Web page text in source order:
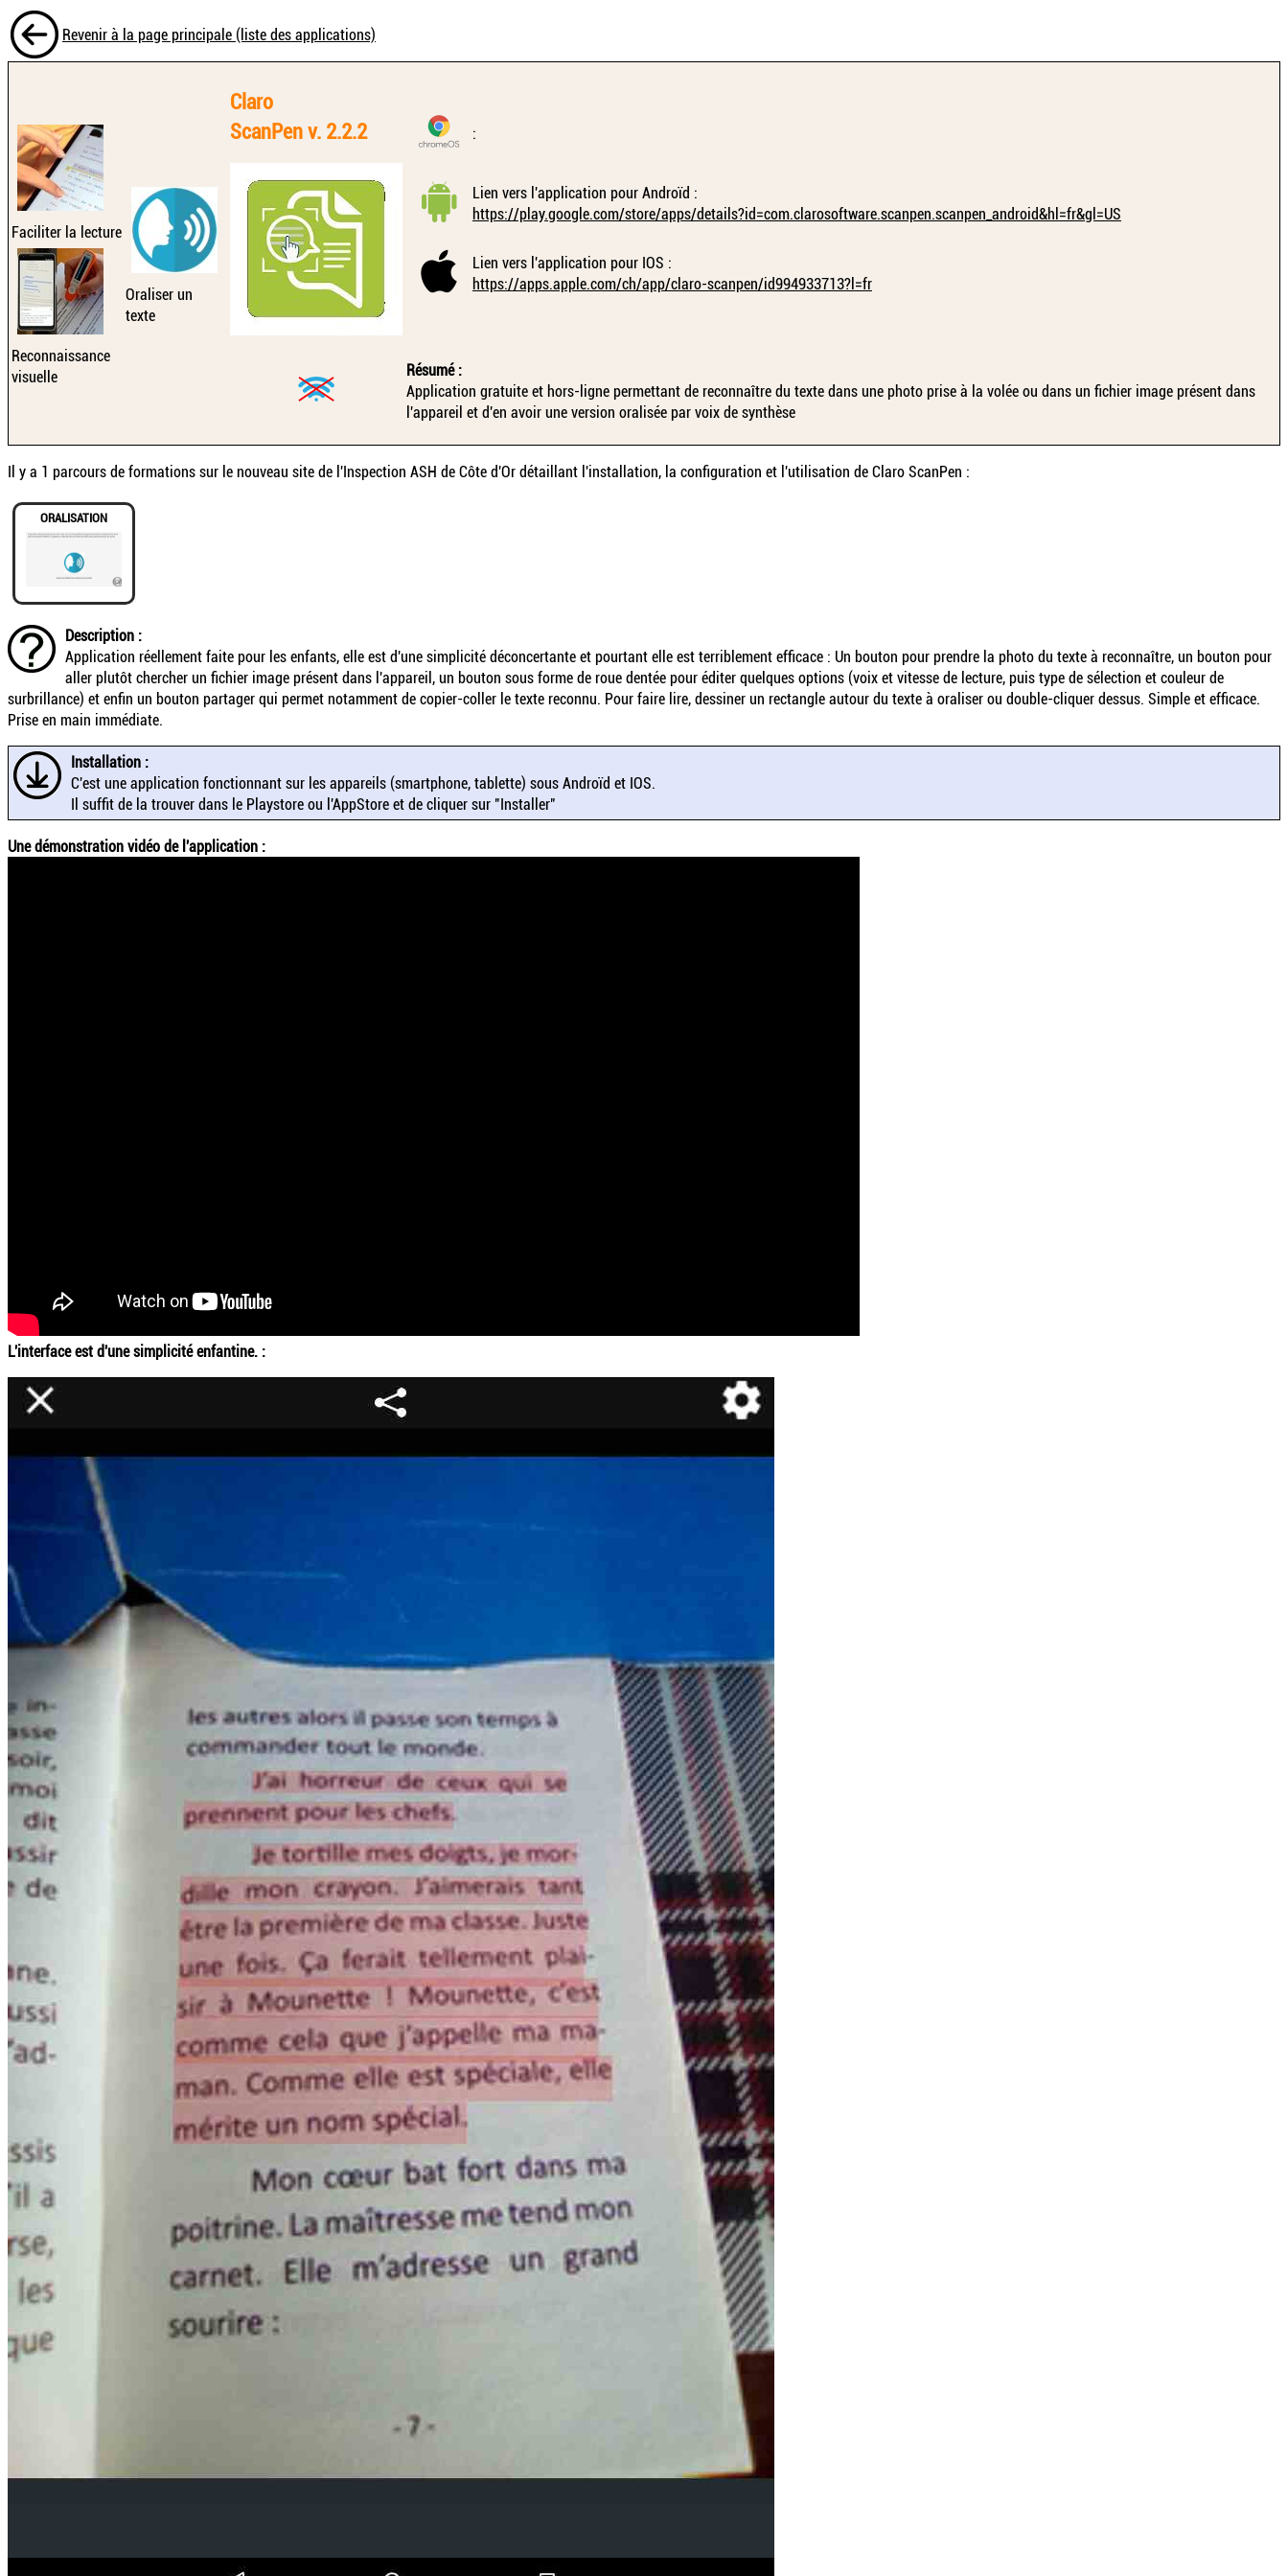
Revenir à la page principale (liste des applications)
Faciliter la lecture
Reconnaissance
visuelle
Oraliser un
texte
Claro
ScanPen v. 2.2.2
:
Lien vers l'application pour Androïd :
https://play.google.com/store/apps/details?id=com.clarosoftware.scanpen.scanpen_android&hl=fr&gl=US
Lien vers l'application pour IOS :
https://apps.apple.com/ch/app/claro-scanpen/id994933713?l=fr
Résumé :
Application gratuite et hors-ligne permettant de reconnaître du texte dans une photo prise à la volée ou dans un fichier image présent dans
l'appareil et d'en avoir une version oralisée par voix de synthèse
Il y a 1 parcours de formations sur le nouveau site de l'Inspection ASH de Côte d'Or détaillant l'installation, la configuration et l'utilisation de Claro ScanPen :
ORALISATION
Description :
Application réellement faite pour les enfants, elle est d'une simplicité déconcertante et pourtant elle est terriblement efficace : Un bouton pour prendre la photo du texte à reconnaître, un bouton pour
aller plutôt chercher un fichier image présent dans l'appareil, un bouton sous forme de roue dentée pour éditer quelques options (voix et vitesse de lecture, puis type de sélection et couleur de
surbrillance) et enfin un bouton partager qui permet notamment de copier-coller le texte reconnu. Pour faire lire, dessiner un rectangle autour du texte à oraliser ou double-cliquer dessus. Simple et efficace.
Prise en main immédiate.
Installation :
C'est une application fonctionnant sur les appareils (smartphone, tablette) sous Androïd et IOS.
Il suffit de la trouver dans le Playstore ou l'AppStore et de cliquer sur "Installer"
Une démonstration vidéo de l'application :
L'interface est d'une simplicité enfantine. :